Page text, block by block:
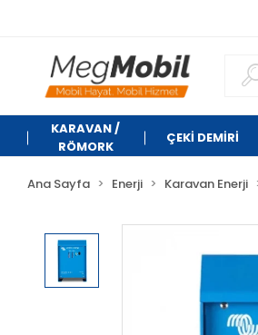
KARAVAN /
RÖMORK
ÇEKİ DEMİRİ
Ana Sayfa Enerji Karavan Enerji